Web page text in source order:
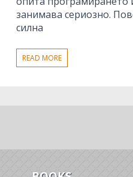
занимава сериозно.
силна
READ MORE